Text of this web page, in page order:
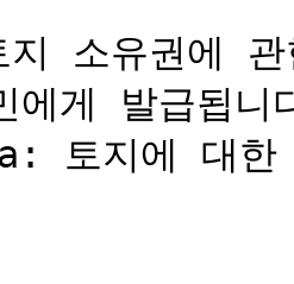
소유권에 관
에게 발급됩
지에 대한